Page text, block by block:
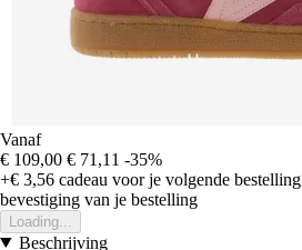
Vanaf
€ 109,00 € 71,11 -35%
+€ 3,56 cadeau voor je volgende bestelling
bevestiging van je bestelling
Loading...
Beschrijving